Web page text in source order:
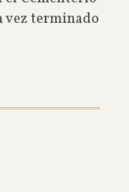
vez terminado